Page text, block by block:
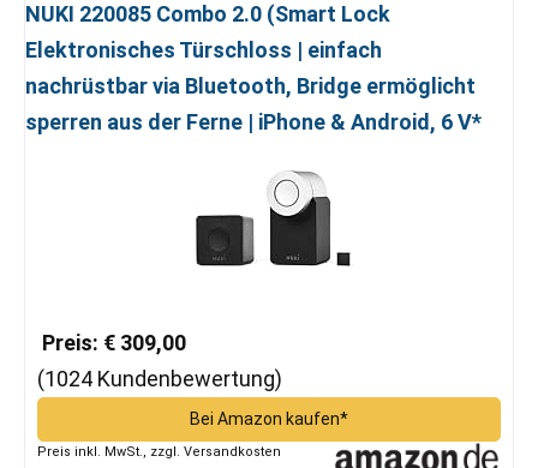
NUKI 220085 Combo 2.0 (Smart Lock
Elektronisches Türschloss | einfach
nachrüstbar via Bluetooth, Bridge ermöglicht
sperren aus der Ferne | iPhone & Android, 6 V*
Preis: € 309,00
(1024 Kundenbewertung)
Bei Amazon kaufen*
Preis inkl. MwSt., zzgl. Versandkosten